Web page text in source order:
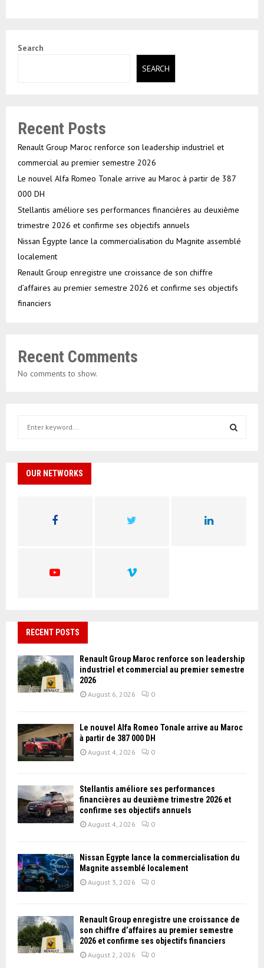
Search
SEARCH
Recent Posts
Renault Group Maroc renforce son leadership industriel et
commercial au premier semestre 2026
Le nouvel Alfa Romeo Tonale arrive au Maroc à partir de 387
000 DH
Stellantis améliore ses performances financières au deuxième
trimestre 2026 et confirme ses objectifs annuels
Nissan Égypte lance la commercialisation du Magnite assemblé
localement
Renault Group enregistre une croissance de son chiffre
d’affaires au premier semestre 2026 et confirme ses objectifs
financiers
Recent Comments
No comments to show.
h
OUR NETWORKS
RECENT POSTS
Renault Group Maroc renforce son leadership
industriel et commercial au premier semestre
2026
August 6, 2026 0
Le nouvel Alfa Romeo Tonale arrive au Maroc
à partir de 387 000 DH
August 4, 2026 0
Stellantis améliore ses performances
financières au deuxième trimestre 2026 et
confirme ses objectifs annuels
August 4, 2026 0
Nissan Égypte lance la commercialisation du
Magnite assemblé localement
August 3, 2026 0
Renault Group enregistre une croissance de
son chiffre d’affaires au premier semestre
2026 et confirme ses objectifs financiers
August 2, 2026 0